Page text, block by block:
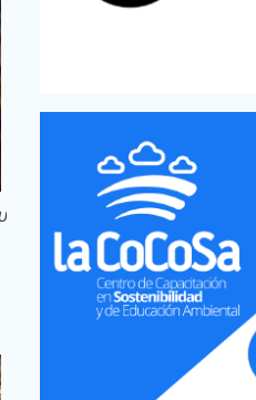
29SPC79; Altitud: 253; Fecha: 03/11/